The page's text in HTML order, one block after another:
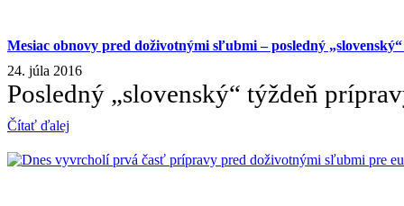
Mesiac obnovy pred doživotnými sľubmi – posledný
24. júla 2016
Posledný „slovenský“ týždeň
Čítať ďalej